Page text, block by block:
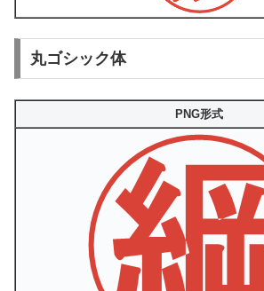
丸ゴシック体
PNG形式